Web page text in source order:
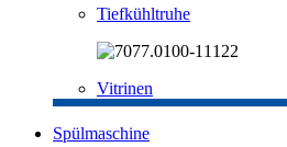
Tiefkühltruhe
Vitrinen
Spülmaschine